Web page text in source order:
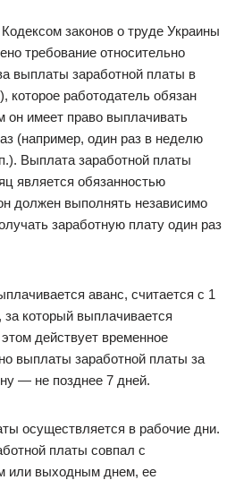
законов о труде Украины
требование относительно
выплаты заработной платы в
которое работодатель обязан
он имеет право выплачивать
(например, один раз в неделю
Выплата заработной платы
является обязанностью
должен выполнять независимо
заработную плату один раз
аванс, считается с 1
который выплачивается
действует временное
выплаты заработной платы за
— не позднее 7 дней.
осуществляется в рабочие дни.
платы совпал с
или выходным днем, ее